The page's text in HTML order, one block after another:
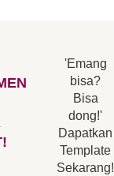
'Emang
bisa?
Bisa
dong!'
Dapatkan
Template
Sekarang!